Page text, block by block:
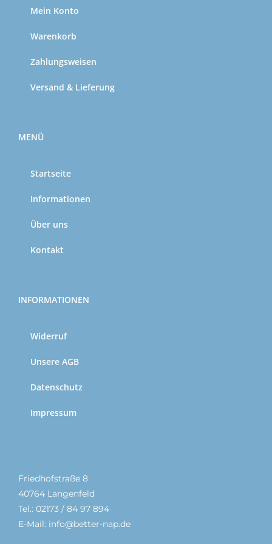
Mein Konto
Warenkorb
Zahlungsweisen
Versand & Lieferung
MENÜ
Startseite
Informationen
Über uns
Kontakt
INFORMATIONEN
Widerruf
Unsere AGB
Datenschutz
Impressum
Friedhofstraße 8
40764 Langenfeld
Tel.: 02173 / 84 97 894
E-Mail: info@better-nap.de